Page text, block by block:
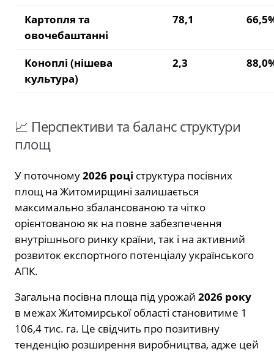
Картопля та
овочебаштанні
78,1
Коноплі (нішева
культура)
2,3
📈 Перспективи та баланс структури
площ
У поточному2026 році структура посівних
площ на Житомирщині залишається
максимально збалансованою та чітко
орієнтованою як на повне забезпечення
внутрішнього ринку країни, так і на активний
розвиток експортного потенціалу українського
АПК.
Загальна посівна площа під урожай 2026 року
в межах Житомирської області становитиме 1
106,4 тис. га. Це свідчить про позитивну
тенденцію розширення виробництва, адже цей